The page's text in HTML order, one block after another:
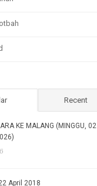
Recent
KE MALANG (MINGGU, 02
April 2018